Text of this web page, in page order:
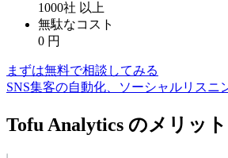
1000社 以上
無駄なコスト
0 円
まずは無料で相談してみる
SNS集客の自動化、ソーシャルリスニ
Tofu Analytics のメリット